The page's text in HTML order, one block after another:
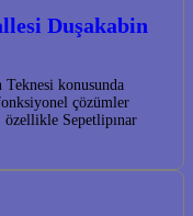
Duşakabin
Teknesi konusunda
çözümler
özellikle Sepetlipınar